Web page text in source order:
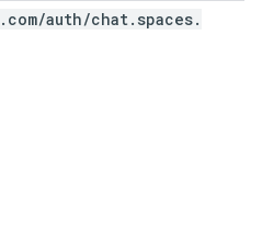
. com/auth/chat. spaces.